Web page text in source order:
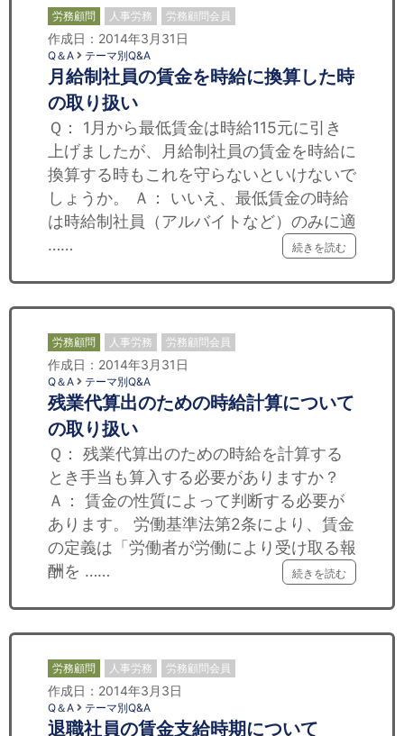
労務顧問 人事労務 労務顧問会員
作成日：2014年3月31日
Q＆A テーマ別Q&A
月給制社員の賃金を時給に換算した時
の取り扱い
Ｑ： 1月から最低賃金は時給115元に引き
上げましたが、月給制社員の賃金を時給に
換算する時もこれを守らないといけないで
しょうか。 Ａ： いいえ、最低賃金の時給
は時給制社員（アルバイトなど）のみに適
……
続きを読む
労務顧問 人事労務 労務顧問会員
作成日：2014年3月31日
Q＆A テーマ別Q&A
残業代算出のための時給計算について
の取り扱い
Ｑ： 残業代算出のための時給を計算する
とき手当も算入する必要がありますか？
Ａ： 賃金の性質によって判断する必要が
あります。 労働基準法第2条により、賃金
の定義は「労働者が労働により受け取る報
酬を ……
続きを読む
労務顧問 人事労務 労務顧問会員
作成日：2014年3月3日
Q＆A テーマ別Q&A
退職社員の賃金支給時期について